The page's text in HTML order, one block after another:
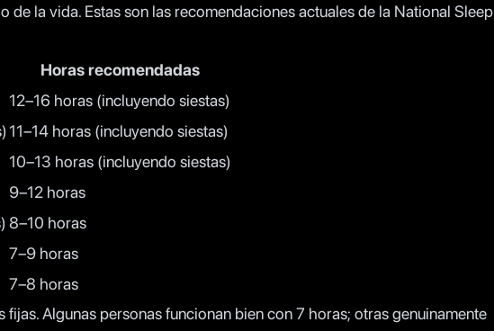
de la vida. Estas son las recomendaciones actuales de la National Sleep
Horas recomendadas
12–16 horas (incluyendo siestas)
11–14 horas (incluyendo siestas)
10–13 horas (incluyendo siestas)
9–12 horas
8–10 horas
7–9 horas
7–8 horas
fijas. Algunas personas funcionan bien con 7 horas; otras genuinamente